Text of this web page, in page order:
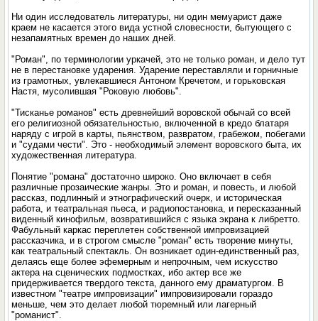
Ни один исследователь литературы, ни один мемуарист даже
краем не касается этого вида устной словесности, бытующего с
незапамятных времен до наших дней.
"Роман", по терминологии уркачей, это не только роман, и дело тут
не в перестановке ударения. Ударение переставляли и горничные
из грамотных, увлекавшиеся Антоном Кречетом, и горьковская
Настя, мусолившая "Роковую любовь".
"Тисканье романов" есть древнейший воровской обычай со всей
его религиозной обязательностью, включенной в кредо блатаря
наряду с игрой в карты, пьянством, развратом, грабежом, побегами
и "судами чести". Это - необходимый элемент воровского быта, их
художественная литература.
Понятие "романа" достаточно широко. Оно включает в себя
различные прозаические жанры. Это и роман, и повесть, и любой
рассказ, подлинный и этнографический очерк, и историческая
работа, и театральная пьеса, и радиопостановка, и пересказанный
виденный кинофильм, возвратившийся с языка экрана к либретто.
Фабульный каркас переплетен собственной импровизацией
рассказчика, и в строгом смысле "роман" есть творение минуты,
как театральный спектакль. Он возникает один-единственный раз,
делаясь еще более эфемерным и непрочным, чем искусство
актера на сценических подмостках, ибо актер все же
придерживается твердого текста, данного ему драматургом. В
известном "театре импровизации" импровизировали гораздо
меньше, чем это делает любой тюремный или лагерный
"романист".